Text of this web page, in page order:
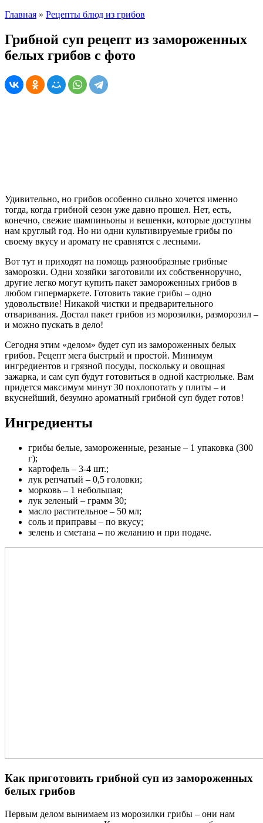
Главная » Рецепты блюд из грибов
Грибной суп рецепт из замороженных
белых грибов с фото
Удивительно, но грибов особенно сильно хочется именно
тогда, когда грибной сезон уже давно прошел. Нет, есть,
конечно, свежие шампиньоны и вешенки, которые доступны
нам круглый год. Но ни одни культивируемые грибы по
своему вкусу и аромату не сравнятся с лесными.
Вот тут и приходят на помощь разнообразные грибные
заморозки. Одни хозяйки заготовили их собственноручно,
другие легко могут купить пакет замороженных грибов в
любом гипермаркете. Готовить такие грибы – одно
удовольствие! Никакой чистки и предварительного
отваривания. Достал пакет грибов из морозилки, разморозил –
и можно пускать в дело!
Сегодня этим «делом» будет суп из замороженных белых
грибов. Рецепт мега быстрый и простой. Минимум
ингредиентов и грязной посуды, поскольку и овощная
зажарка, и сам суп будут готовиться в одной кастрюльке. Вам
придется максимум минут 30 похлопотать у плиты – и
вкуснейший, безумно ароматный грибной суп будет готов!
Ингредиенты
грибы белые, замороженные, резаные – 1 упаковка (300
г);
картофель – 3-4 шт.;
лук репчатый – 0,5 головки;
морковь – 1 небольшая;
лук зеленый – грамм 30;
масло растительное – 50 мл;
соль и приправы – по вкусу;
зелень и сметана – по желанию и при подаче.
Как приготовить грибной суп из замороженных
белых грибов
Первым делом вынимаем из морозилки грибы – они нам